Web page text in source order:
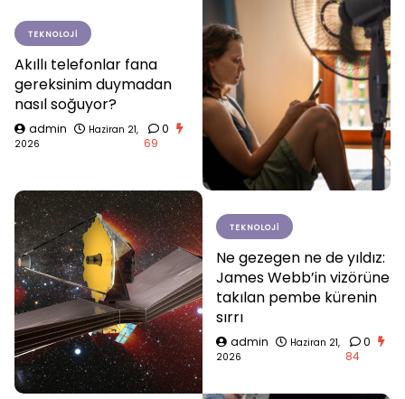
TEKNOLOJI
Akıllı telefonlar fana
gereksinim duymadan
nasıl soğuyor?
admin
Haziran 21,
2026
0
69
TEKNOLOJI
Ne gezegen ne de yıldız:
James Webb’in vizörüne
takılan pembe kürenin
sırrı
admin
Haziran 21,
2026
0
84